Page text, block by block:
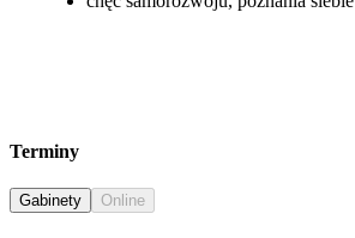
Terminy
Gabinety Online